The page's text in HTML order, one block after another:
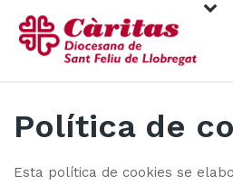
Política de
Esta política de cookies se